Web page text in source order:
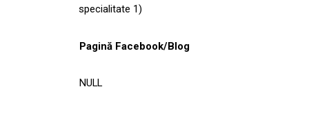
specialitate 1)
Pagină Facebook/Blog
NULL